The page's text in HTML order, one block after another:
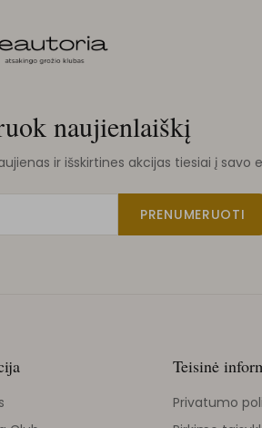
naujienlaiškį
ir išskirtines akcijas tiesiai į savo
PRENUMERUOTI
Teisinė
Privatumo